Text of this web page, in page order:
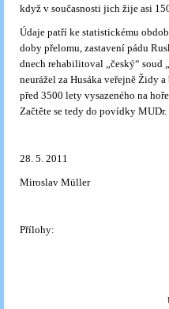
když v současnosti jich žije asi
Údaje patří ke statistickému
doby přelomu, zastavení pádu
dnech rehabilitoval „český“ soud
neurážel za Husáka veřejně Židy
před 3500 lety vysazeného na
Začtěte se tedy do povídky
28. 5. 2011
Miroslav Müller
Přílohy: